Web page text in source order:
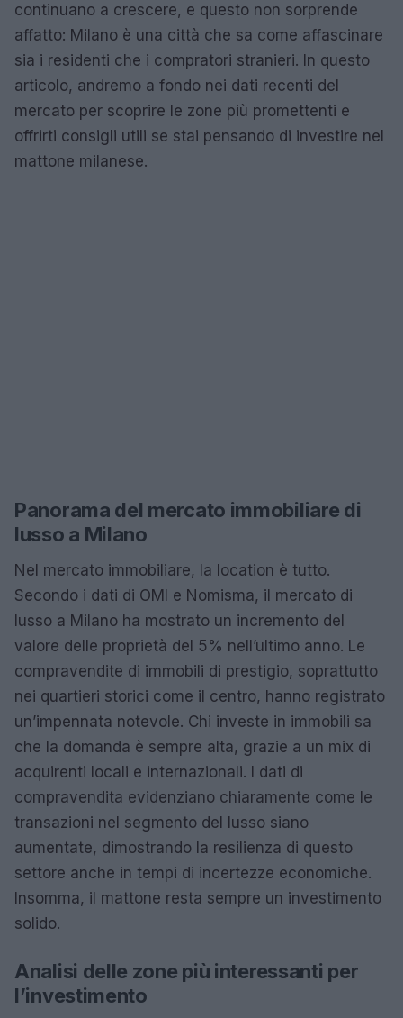
continuano a crescere, e questo non sorprende
affatto: Milano è una città che sa come affascinare
sia i residenti che i compratori stranieri. In questo
articolo, andremo a fondo nei dati recenti del
mercato per scoprire le zone più promettenti e
offrirti consigli utili se stai pensando di investire nel
mattone milanese.
Panorama del mercato immobiliare di
lusso a Milano
Nel mercato immobiliare, la location è tutto.
Secondo i dati di OMI e Nomisma, il mercato di
lusso a Milano ha mostrato un incremento del
valore delle proprietà del 5% nell’ultimo anno. Le
compravendite di immobili di prestigio, soprattutto
nei quartieri storici come il centro, hanno registrato
un’impennata notevole. Chi investe in immobili sa
che la domanda è sempre alta, grazie a un mix di
acquirenti locali e internazionali. I dati di
compravendita evidenziano chiaramente come le
transazioni nel segmento del lusso siano
aumentate, dimostrando la resilienza di questo
settore anche in tempi di incertezze economiche.
Insomma, il mattone resta sempre un investimento
solido.
Analisi delle zone più interessanti per
l’investimento